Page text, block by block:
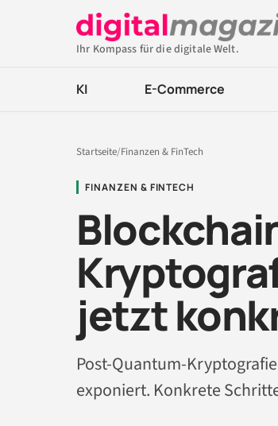
Ihr Kompass für die digitale Welt.
KI E-Commerce
Startseite/Finanzen & FinTech
FINANZEN & FINTECH
jetzt
Post-Quantum-
exponiert. Konkrete